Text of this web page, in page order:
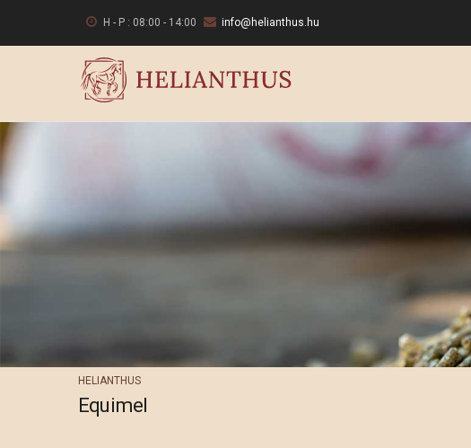
H - P : 08:00 - 14:00 info@helianthus.hu
HELIANTHUS
Equimel